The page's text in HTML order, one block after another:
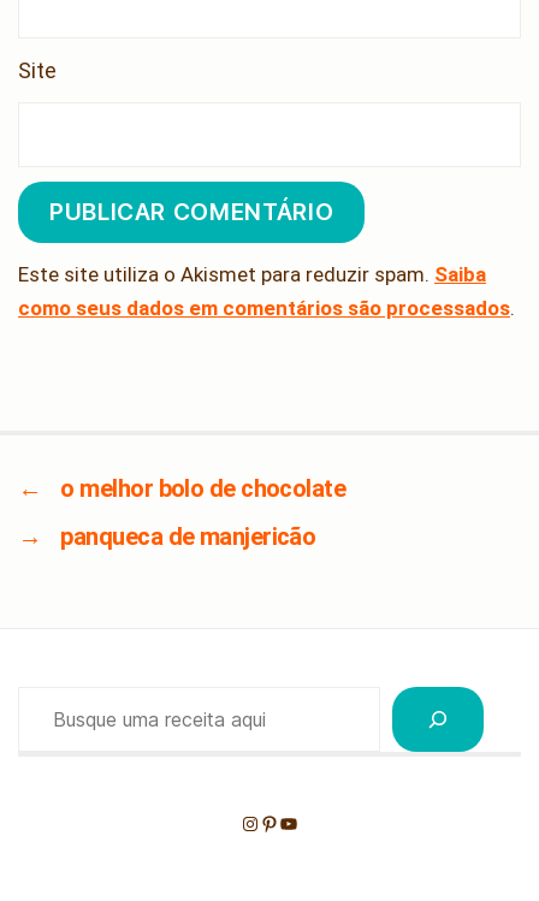
Site
Este site utiliza o Akismet para reduzir spam. Saiba
como seus dados em comentários são processados.
←
o melhor bolo de chocolate
→
panqueca de manjericão
Instagram
Pinterest
Youtube